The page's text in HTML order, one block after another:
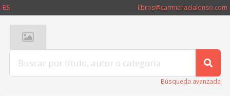
ES libros@carmichaelalonso.com
Búsqueda avanzada